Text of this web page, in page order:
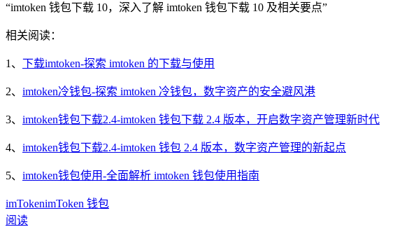
“imtoken 钱包下载 10，深入了解 imtoken 钱包下载 10 及相关要点”
相关阅读：
1、 下载imtoken-探索 imtoken 的下载与使用
2、 imtoken冷钱包-探索 imtoken 冷钱包，数字资产的安全避风港
3、 imtoken钱包下载2.4-imtoken 钱包下载 2.4 版本，开启数字资产管理新时代
4、 imtoken钱包下载2.4-imtoken 钱包 2.4 版本，数字资产管理的新起点
5、 imtoken钱包使用-全面解析 imtoken 钱包使用指南
imTokenimToken 钱包
阅读